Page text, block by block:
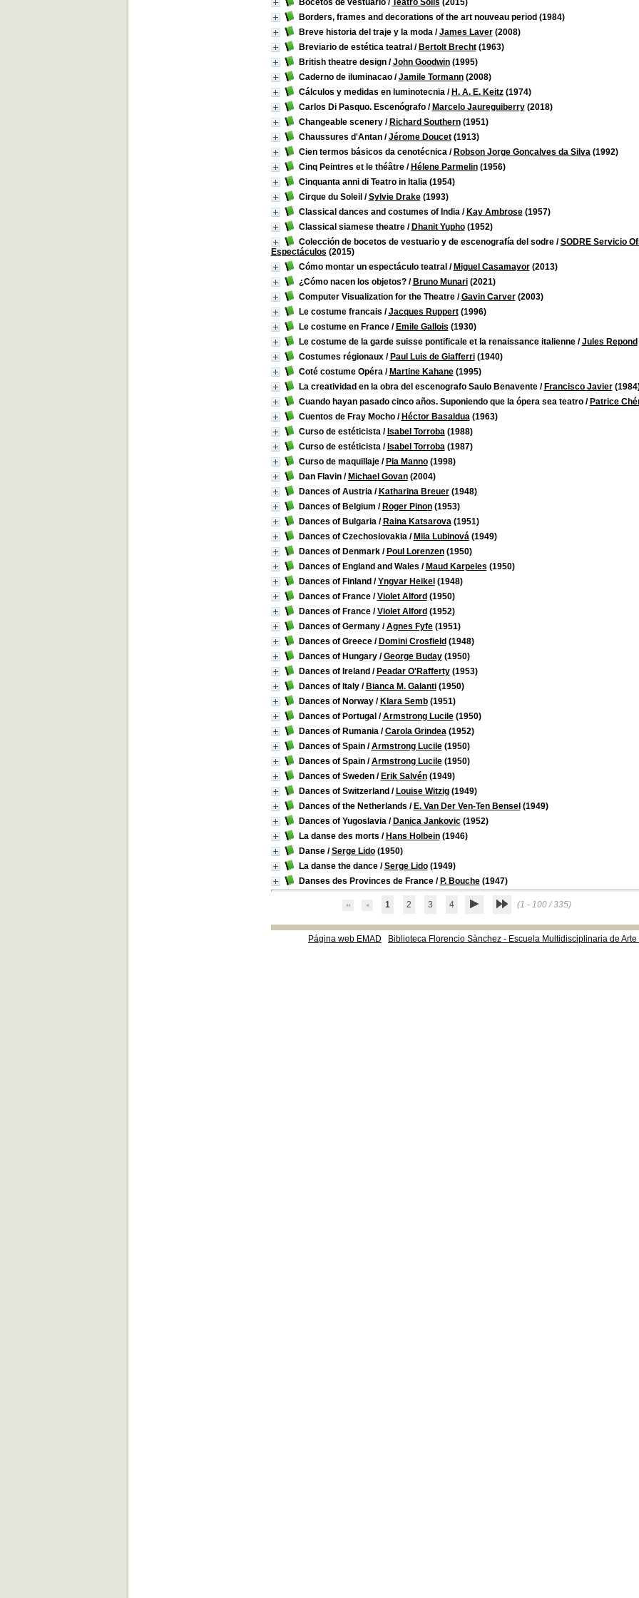
Bocetos de vestuario/ Teatro Solís (2015)
Borders, frames and decorations of the art nouveau period (1984)
Breve historia del traje y la moda/James Laver(2008)
Breviario de estética teatral / Bertolt Brecht(1963)
British theatre design/John Goodwin(1995)
Caderno de iluminacao/Jamile Tormann(2008)
Cálculos y medidas en luminotecnia/ H. A. E. Keitz(1974)
Carlos Di Pasquo. Escenógrafo/ Marcelo Jaureguiberry(2018)
Changeable scenery/ Richard Southern(1951)
Chaussures d'Antan/Jérome Doucet(1913)
Cien termos básicos da cenotécnica/ Robson Jorge Gonçalves da Silva(1992)
Cinq Peintres et le théâtre/ Hélene Parmelin(1956)
Cinquanta anni di Teatro in Italia(1954)
Cirque du Soleil /Sylvie Drake(1993)
Classical dances and costumes of India/ Kay Ambrose(1957)
Classical siamese theatre/ Dhanit Yupho(1952)
Colección de bocetos de vestuario y de escenografía del sodre/SODRE Servicio
Espectáculos (2015)
Cómo montar un espectáculo teatral / Miguel Casamayor(2013)
¿Cómo nacen los objetos?/ Bruno Munari(2021)
Computer Visualization for the Theatre/Gavin Carver(2003)
Le costume francais /Jacques Ruppert(1996)
Le costume en France/ Emile Gallois (1930)
Le costume de la garde suisse pontificale et la renaissance italienne/Jules Repond
Costumes régionaux/ Paul Luis de Giafferri(1940)
Coté costume Opéra/ Martine Kahane(1995)
La creatividad en la obra del escenografo Saulo Benavente/ Francisco Javier
Cuando hayan pasado cinco años. Suponiendo que la ópera sea teatro/ Patrice
Cuentos de Fray Mocho/ Héctor Basaldua(1963)
Curso de estéticista/ Isabel Torroba(1988)
Curso de estéticista/ Isabel Torroba(1987)
Curso de maquillaje/ Pia Manno(1998)
Dan Flavin/ Michael Govan(2004)
Dances of Austria/ Katharina Breuer(1948)
Dances of Belgium / Roger Pinon(1953)
Dances of Bulgaria/ Raina Katsarova(1951)
Dances of Czechoslovakia/ Mila Lubinová(1949)
Dances of Denmark/ Poul Lorenzen(1950)
Dances of England and Wales / Maud Karpeles (1950)
Dances of Finland /Yngvar Heikel (1948)
Dances of France/Violet Alford (1950)
Dances of France/Violet Alford (1952)
Dances of Germany/Agnes Fyfe(1951)
Dances of Greece/ Domini Crosfield (1948)
Dances of Hungary/George Buday(1950)
Dances of Ireland / Peadar O'Rafferty(1953)
Dances of Italy/ Bianca M. Galanti(1950)
Dances of Norway/ Klara Semb(1951)
Dances of Portugal /Armstrong Lucile(1950)
Dances of Rumania/Carola Grindea(1952)
Dances of Spain/Armstrong Lucile(1950)
Dances of Spain/Armstrong Lucile(1950)
Dances of Sweden/ Erik Salvén(1949)
Dances of Switzerland / Louise Witzig(1949)
Dances of the Netherlands / E. Van Der Ven-Ten Bensel (1949)
Dances of Yugoslavia/ Danica Jankovic(1952)
La danse des morts / Hans Holbein(1946)
Danse/Serge Lido(1950)
La danse the dance/Serge Lido(1949)
Danses des Provinces de France/ P. Bouche(1947)
1 2 3 4 (1 - 100 / 335)
Página web EMAD Biblioteca Florencio Sànchez - Escuela Multidisciplinaria de